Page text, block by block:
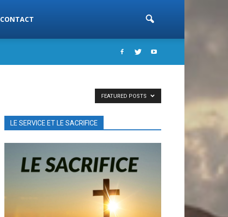
CONTACT
FEATURED POSTS
LE SERVICE ET LE SACRIFICE